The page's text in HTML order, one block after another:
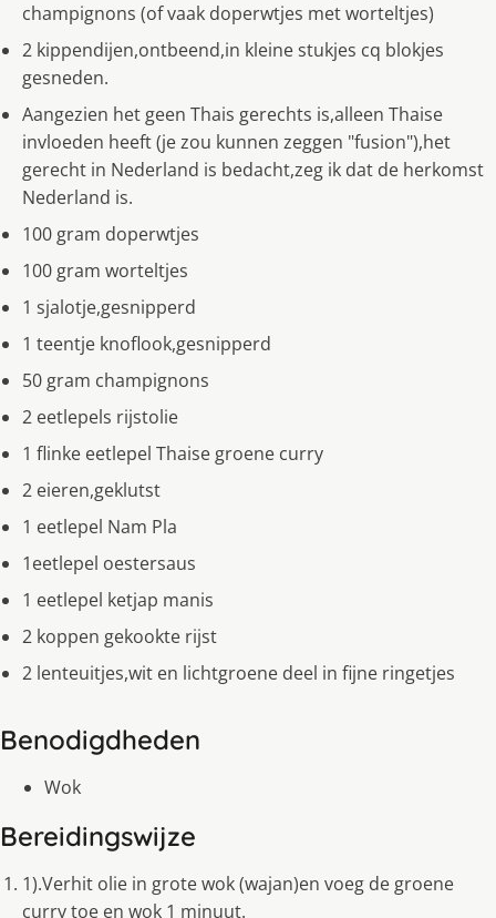
champignons (of vaak doperwtjes met worteltjes)
2 kippendijen,ontbeend,in kleine stukjes cq blokjes
gesneden.
Aangezien het geen Thais gerechts is,alleen Thaise
invloeden heeft (je zou kunnen zeggen "fusion"),het
gerecht in Nederland is bedacht,zeg ik dat de herkomst
Nederland is.
100 gram doperwtjes
100 gram worteltjes
1 sjalotje,gesnipperd
1 teentje knoflook,gesnipperd
50 gram champignons
2 eetlepels rijstolie
1 flinke eetlepel Thaise groene curry
2 eieren,geklutst
1 eetlepel Nam Pla
1eetlepel oestersaus
1 eetlepel ketjap manis
2 koppen gekookte rijst
2 lenteuitjes,wit en lichtgroene deel in fijne ringetjes
Benodigdheden
Wok
Bereidingswijze
1).Verhit olie in grote wok (wajan)en voeg de groene
curry toe en wok 1 minuut.